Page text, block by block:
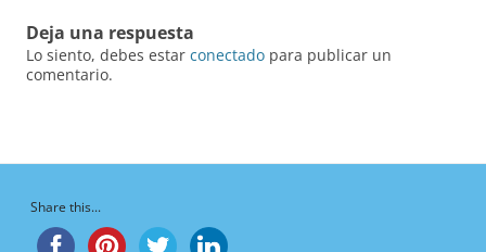
Deja una respuesta
Lo siento, debes estar conectado para publicar un
comentario.
Share this...